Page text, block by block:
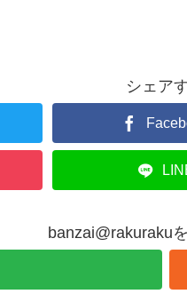
シェア
banzai@rakuraku